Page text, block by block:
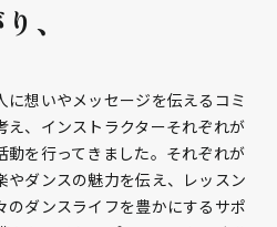
、
想いやメッセージを伝えるコミ
え、インストラクターそれぞれが
を行ってきました。それぞれが
ダンスの魅力を伝え、レッスン
のダンスライフを豊かにするサポ